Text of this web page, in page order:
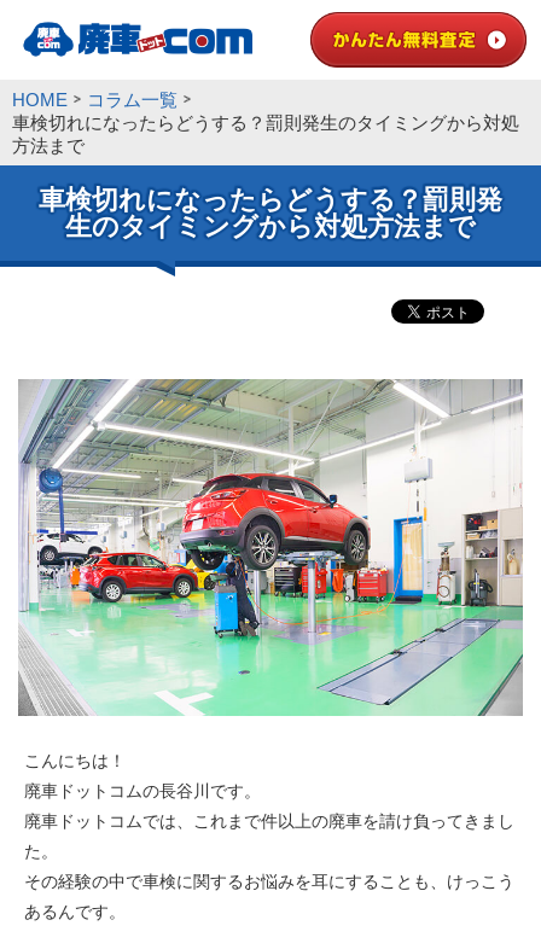
HOME
コラム一覧
車検切れになったらどうする？罰則発生のタイミングから対処
方法まで
車検切れになったらどうする？罰則発
生のタイミングから対処方法まで
こんにちは！
廃車ドットコムの長谷川です。
廃車ドットコムでは、これまで件以上の廃車を請け負ってきまし
た。
その経験の中で車検に関するお悩みを耳にすることも、けっこう
あるんです。